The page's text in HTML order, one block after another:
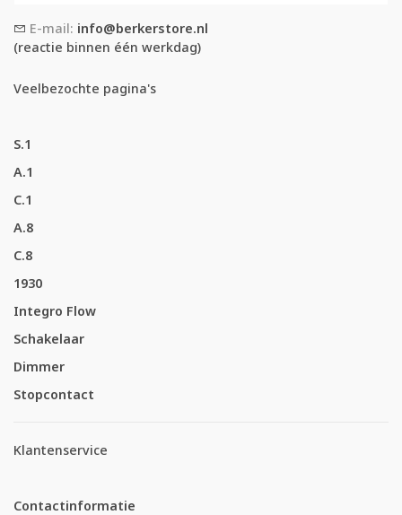
E-mail: info@berkerstore.nl
(reactie binnen één werkdag)
Veelbezochte pagina's
S.1
A.1
C.1
A.8
C.8
1930
Integro Flow
Schakelaar
Dimmer
Stopcontact
Klantenservice
Contactinformatie